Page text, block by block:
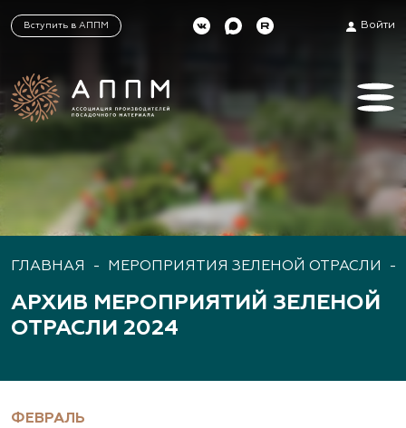
Вступить в АППМ Войти
ГЛАВНАЯ - МЕРОПРИЯТИЯ ЗЕЛЕНОЙ ОТРАСЛИ -
АРХИВ МЕРОПРИЯТИЙ ЗЕЛЕНОЙ
ОТРАСЛИ 2024
ФЕВРАЛЬ